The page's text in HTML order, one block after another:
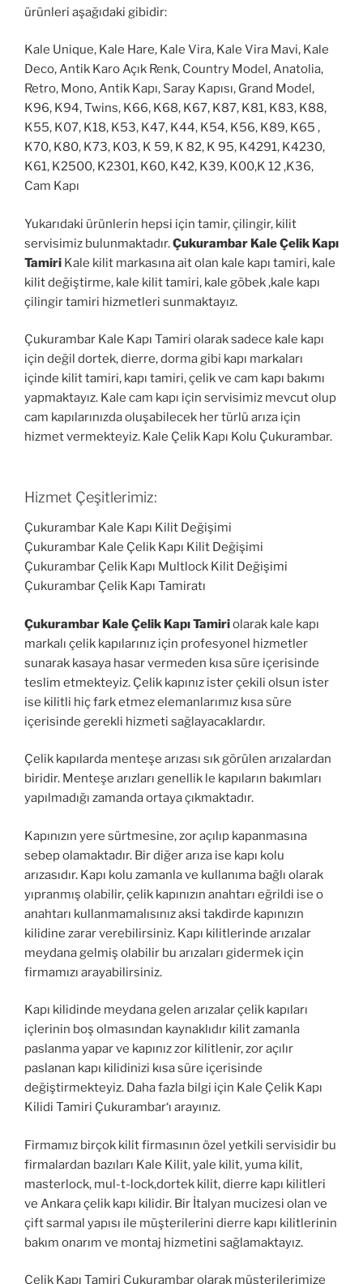
ürünleri aşağıdaki gibidir:
Kale Unique, Kale Hare, Kale Vira, Kale Vira Mavi, Kale
Deco, Antik Karo Açık Renk, Country Model, Anatolia,
Retro, Mono, Antik Kapı, Saray Kapısı, Grand Model,
K96, K94, Twins, K66, K68, K67, K87, K81, K83, K88,
K55, K07, K18, K53, K47, K44, K54, K56, K89, K65 ,
K70, K80, K73, K03, K 59, K 82, K 95, K4291, K4230,
K61, K2500, K2301, K60, K42, K39, K00,K 12 ,K36,
Cam Kapı
Yukarıdaki ürünlerin hepsi için tamir, çilingir, kilit
servisimiz bulunmaktadır.Çukurambar Kale Çelik Kapı
Tamiri Kale kilit markasına ait olan kale kapı tamiri, kale
kilit değiştirme, kale kilit tamiri, kale göbek ,kale kapı
çilingir tamiri hizmetleri sunmaktayız.
Çukurambar Kale Kapı Tamiri olarak sadece kale kapı
için değil dortek, dierre, dorma gibi kapı markaları
içinde kilit tamiri, kapı tamiri, çelik ve cam kapı bakımı
yapmaktayız. Kale cam kapı için servisimiz mevcut olup
cam kapılarınızda oluşabilecek her türlü arıza için
hizmet vermekteyiz. Kale Çelik Kapı Kolu Çukurambar.
Hizmet Çeşitlerimiz:
Çukurambar Kale Kapı Kilit Değişimi
Çukurambar Kale Çelik Kapı Kilit Değişimi
Çukurambar Çelik Kapı Multlock Kilit Değişimi
Çukurambar Çelik Kapı Tamiratı
Çukurambar Kale Çelik Kapı Tamiriolarak kale kapı
markalı çelik kapılarınız için profesyonel hizmetler
sunarak kasaya hasar vermeden kısa süre içerisinde
teslim etmekteyiz. Çelik kapınız ister çekili olsun ister
ise kilitli hiç fark etmez elemanlarımız kısa süre
içerisinde gerekli hizmeti sağlayacaklardır.
Çelik kapılarda menteşe arızası sık görülen arızalardan
biridir. Menteşe arızları genellik le kapıların bakımları
yapılmadığı zamanda ortaya çıkmaktadır.
Kapınızın yere sürtmesine, zor açılıp kapanmasına
sebep olamaktadır. Bir diğer arıza ise kapı kolu
arızasıdır. Kapı kolu zamanla ve kullanıma bağlı olarak
yıpranmış olabilir, çelik kapınızın anahtarı eğrildi ise o
anahtarı kullanmamalısınız aksi takdirde kapınızın
kilidine zarar verebilirsiniz. Kapı kilitlerinde arızalar
meydana gelmiş olabilir bu arızaları gidermek için
firmamızı arayabilirsiniz.
Kapı kilidinde meydana gelen arızalar çelik kapıları
içlerinin boş olmasından kaynaklıdır kilit zamanla
paslanma yapar ve kapınız zor kilitlenir, zor açılır
paslanan kapı kilidinizi kısa süre içerisinde
değiştirmekteyiz. Daha fazla bilgi için Kale Çelik Kapı
Kilidi Tamiri Çukurambar‘ı arayınız.
Firmamız birçok kilit firmasının özel yetkili servisidir bu
firmalardan bazıları Kale Kilit, yale kilit, yuma kilit,
masterlock, mul-t-lock,dortek kilit, dierre kapı kilitleri
ve Ankara çelik kapı kilidir. Bir İtalyan mucizesi olan ve
çift sarmal yapısı ile müşterilerini dierre kapı kilitlerinin
bakım onarım ve montaj hizmetini sağlamaktayız.
Çelik Kapı Tamiri Çukurambar olarak müşterilerimize